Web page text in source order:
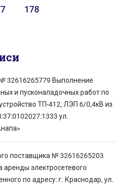
178
32616265779 Выполнение
и пусконаладочных работ по
ТП-412, ЛЭП 6/0,4кВ из
ул.
поставщика № 32616265203
аренды электросетевого
по адресу: г. Краснодар, ул.